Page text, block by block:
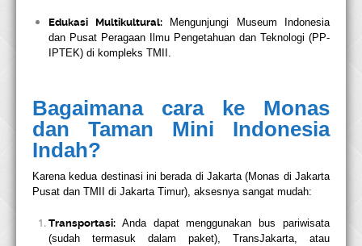
Edukasi Multikultural:Mengunjungi Museum Indonesia
dan Pusat Peragaan Ilmu Pengetahuan dan Teknologi (PP-
IPTEK) di kompleks TMII.
Bagaimana cara ke Monas
dan Taman Mini Indonesia
Indah?
Karena kedua destinasi ini berada di Jakarta (Monas di Jakarta
Pusat dan TMII di Jakarta Timur), aksesnya sangat mudah:
Transportasi: Anda dapat menggunakan bus pariwisata
(sudah termasuk dalam paket), TransJakarta, atau